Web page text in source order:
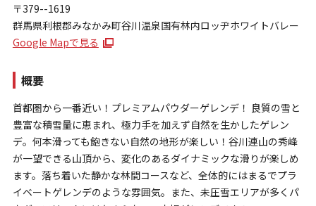
お問い合わせ
特定商取引法に基づく表示
〒379--1619
群馬県利根郡みなかみ町谷川温泉国有林内ロッヂホワイトバレー
Google Mapで見る
概要
首都圏から一番近い！プレミアムパウダーゲレンデ！ 良質の雪と
豊富な積雪量に恵まれ、極力手を加えず自然を生かしたゲレン
デ。何本滑っても飽きない自然の地形が楽しい！谷川連山の秀峰
が一望できる山頂から、変化のあるダイナミックな滑りが楽しめ
ます。落ち着いた静かな林間コースなど、全体的にはまるでプラ
イベートゲレンデのような雰囲気。また、未圧雪エリアが多くパ